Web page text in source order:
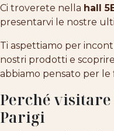
Ci troverete nella hall
presentarvi le nostre
Ti aspettiamo per
nostri prodotti e
abbiamo pensato per le
Perché
Parigi